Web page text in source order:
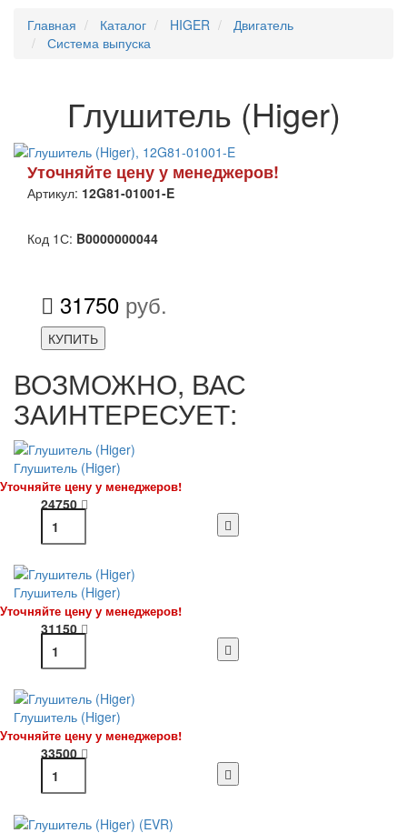
Главная
Каталог HIGER
Двигатель
Система выпуска
Глушитель (Higer)
Уточняйте цену у менеджеров!
Артикул: 12G81-01001-E
Код 1С: B0000000044
31750 руб.
КУПИТЬ
ВОЗМОЖНО, ВАС
ЗАИНТЕРЕСУЕТ:
Глушитель (Higer)
Уточняйте цену у менеджеров!
24750
Глушитель (Higer)
Уточняйте цену у менеджеров!
31150
Глушитель (Higer)
Уточняйте цену у менеджеров!
33500